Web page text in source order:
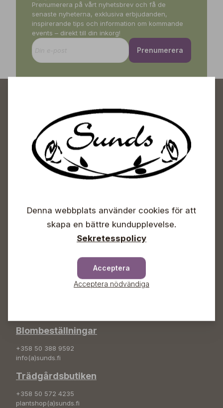
Prenumerera på vårt nyhetsbrev och få de
senaste nyheterna, exklusiva erbjudanden,
inspirerande tips och information om kommande
events – direkt till din inkorg!
Prenumerera
Sunds Trädgårdscenter
Söndagar Självbetjäning
Info & växel
Blombeställningar
+358 50 388 9592
info(a)sunds.fi
Trädgårdsbutiken
+358 50 572 4235
plantshop(a)sunds.fi
Denna webbplats använder cookies för att
skapa en bättre kundupplevelse.
Sekretesspolicy
Acceptera
Acceptera nödvändiga